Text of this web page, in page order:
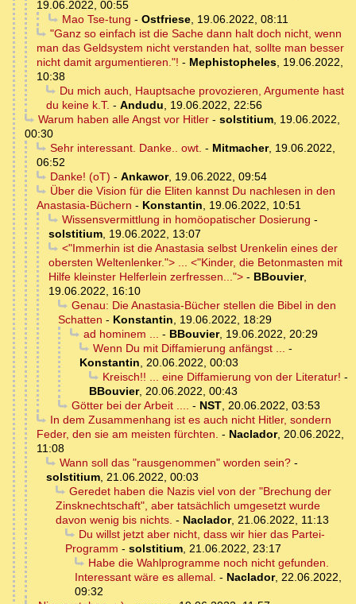
19.06.2022, 00:55
Mao Tse-tung - Ostfriese, 19.06.2022, 08:11
"Ganz so einfach ist die Sache dann halt doch nicht, wenn
man das Geldsystem nicht verstanden hat, sollte man besser
nicht damit argumentieren."! - Mephistopheles, 19.06.2022,
10:38
Du mich auch, Hauptsache provozieren, Argumente hast
du keine k.T. - Andudu, 19.06.2022, 22:56
Warum haben alle Angst vor Hitler- solstitium, 19.06.2022,
00:30
Sehr interessant. Danke.. owt. - Mitmacher, 19.06.2022,
06:52
Danke! (oT) - Ankawor, 19.06.2022, 09:54
Über die Vision für die Eliten kannst Du nachlesen in den
Anastasia-Büchern - Konstantin, 19.06.2022, 10:51
Wissensvermittlung in homöopatischer Dosierung -
solstitium, 19.06.2022, 13:07
<"Immerhin ist die Anastasia selbst Urenkelin eines der
obersten Weltenlenker."> ... <"Kinder, die Betonmasten mit
Hilfe kleinster Helferlein zerfressen..."> - BBouvier,
19.06.2022, 16:10
Genau: Die Anastasia-Bücher stellen die Bibel in den
Schatten - Konstantin, 19.06.2022, 18:29
ad hominem ... - BBouvier, 19.06.2022, 20:29
Wenn Du mit Diffamierung anfängst ... -
Konstantin, 20.06.2022, 00:03
Kreisch!! ... eine Diffamierung von der Literatur! -
BBouvier, 20.06.2022, 00:43
Götter bei der Arbeit .... - NST, 20.06.2022, 03:53
In dem Zusammenhang ist es auch nicht Hitler, sondern
Feder, den sie am meisten fürchten. - Naclador, 20.06.2022,
11:08
Wann soll das "rausgenommen" worden sein?-
solstitium, 21.06.2022, 00:03
Geredet haben die Nazis viel von der "Brechung der
Zinsknechtschaft", aber tatsächlich umgesetzt wurde
davon wenig bis nichts. - Naclador, 21.06.2022, 11:13
Du willst jetzt aber nicht, dass wir hier das Partei-
Programm - solstitium, 21.06.2022, 23:17
Habe die Wahlprogramme noch nicht gefunden.
Interessant wäre es allemal. - Naclador, 22.06.2022,
09:32